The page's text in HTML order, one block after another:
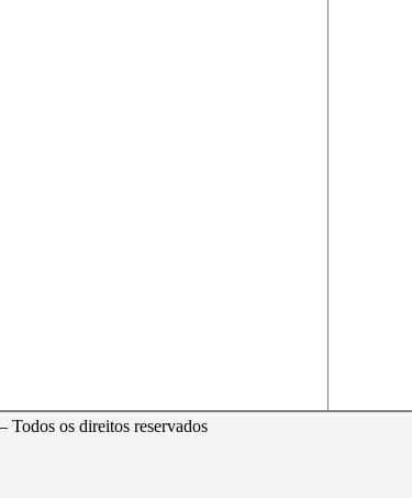
os direitos reservados